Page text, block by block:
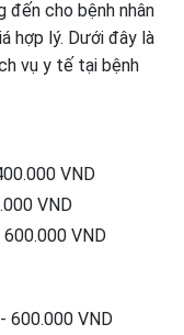
đến cho bệnh nhân
hợp lý. Dưới đây là
vụ y tế tại bệnh
VND
VND
VND
600.000 VND